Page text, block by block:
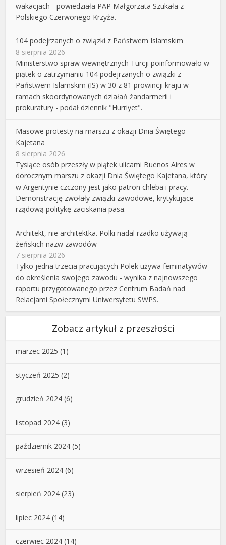
wakacjach - powiedziała PAP Małgorzata Szukała z
Polskiego Czerwonego Krzyża.
104 podejrzanych o związki z Państwem Islamskim
8 sierpnia 2026
Ministerstwo spraw wewnętrznych Turcji poinformowało w
piątek o zatrzymaniu 104 podejrzanych o związki z
Państwem Islamskim (IS) w 30 z 81 prowincji kraju w
ramach skoordynowanych działań żandarmerii i
prokuratury - podał dziennik "Hurriyet".
Masowe protesty na marszu z okazji Dnia Świętego
Kajetana
8 sierpnia 2026
Tysiące osób przeszły w piątek ulicami Buenos Aires w
dorocznym marszu z okazji Dnia Świętego Kajetana, który
w Argentynie czczony jest jako patron chleba i pracy.
Demonstrację zwołały związki zawodowe, krytykujące
rządową politykę zaciskania pasa.
Architekt, nie architektka. Polki nadal rzadko używają
żeńskich nazw zawodów
7 sierpnia 2026
Tylko jedna trzecia pracujących Polek używa feminatywów
do określenia swojego zawodu - wynika z najnowszego
raportu przygotowanego przez Centrum Badań nad
Relacjami Społecznymi Uniwersytetu SWPS.
Zobacz artykuł z przeszłości
marzec 2025 (1)
styczeń 2025 (2)
grudzień 2024 (6)
listopad 2024 (3)
październik 2024 (5)
wrzesień 2024 (6)
sierpień 2024 (23)
lipiec 2024 (14)
czerwiec 2024 (14)